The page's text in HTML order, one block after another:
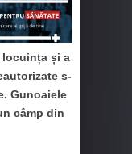
locuința și a
s-
Gunoaiele
câmp din